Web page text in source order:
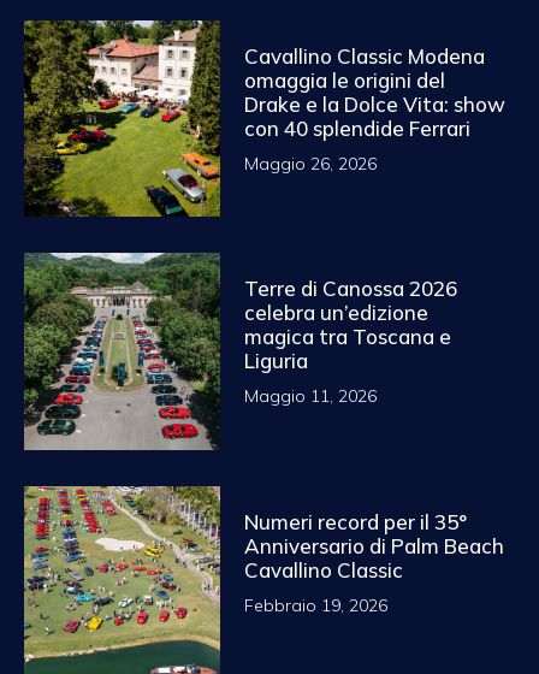
Cavallino Classic Modena
omaggia le origini del
Drake e la Dolce Vita: show
con 40 splendide Ferrari
Maggio 26, 2026
Terre di Canossa 2026
celebra un’edizione
magica tra Toscana e
Liguria
Maggio 11, 2026
Numeri record per il 35°
Anniversario di Palm Beach
Cavallino Classic
Febbraio 19, 2026